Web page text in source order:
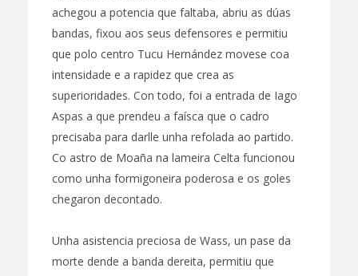
achegou a potencia que faltaba, abriu as dúas
bandas, fixou aos seus defensores e permitiu
que polo centro Tucu Hernández movese coa
intensidade e a rapidez que crea as
superioridades. Con todo, foi a entrada de Iago
Aspas a que prendeu a faísca que o cadro
precisaba para darlle unha refolada ao partido.
Co astro de Moaña na lameira Celta funcionou
como unha formigoneira poderosa e os goles
chegaron decontado.
Unha asistencia preciosa de Wass, un pase da
morte dende a banda dereita, permitiu que